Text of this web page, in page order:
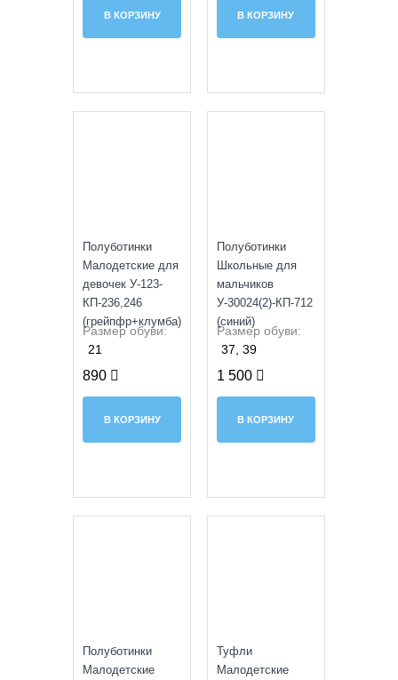
В КОРЗИНУ В КОРЗИНУ
Полуботинки
Малодетские для
девочек У-123-
КП-236,246
(грейпфр+клумба)
Размер обуви:
21
890
В КОРЗИНУ
Полуботинки
Школьные для
мальчиков
У-30024(2)-КП-712
(синий)
Размер обуви:
37, 39
1 500
В КОРЗИНУ
Полуботинки
Малодетские
Туфли
Малодетские